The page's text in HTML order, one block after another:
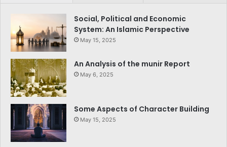
Social, Political and Economic
System: An Islamic Perspective
May 15, 2025
An Analysis of the munir Report
May 6, 2025
Some Aspects of Character Building
May 15, 2025